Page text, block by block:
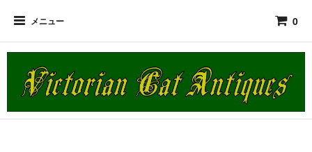
メニュー 0